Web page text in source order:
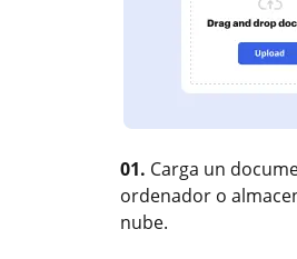
01. Carga un
ordenador o
nube.